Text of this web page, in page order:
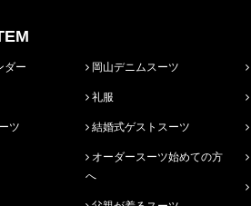
ダー
ツ
岡山デニムスーツ
礼服
結婚式ゲストスーツ
へ